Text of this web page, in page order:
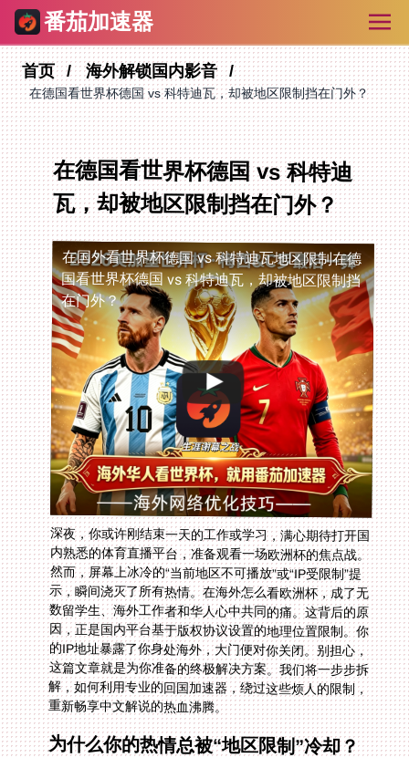
番茄加速器
首页 海外解锁国内影音
在德国看世界杯德国 vs 科特迪瓦，却被地区限制挡在门外？
在德国看世界杯德国 vs 科特迪
瓦，却被地区限制挡在门外？
在国外看世界杯德国 vs 科特迪瓦地区限制在德
国看世界杯德国 vs 科特迪瓦，却被地区限制挡
在门外？
深夜，你或许刚结束一天的工作或学习，满心期待打开国
内熟悉的体育直播平台，准备观看一场欧洲杯的焦点战。
然而，屏幕上冰冷的“当前地区不可播放”或“IP受限制”提
示，瞬间浇灭了所有热情。在海外怎么看欧洲杯，成了无
数留学生、海外工作者和华人心中共同的痛。这背后的原
因，正是国内平台基于版权协议设置的地理位置限制。你
的IP地址暴露了你身处海外，大门便对你关闭。别担心，
这篇文章就是为你准备的终极解决方案。我们将一步步拆
解，如何利用专业的回国加速器，绕过这些烦人的限制，
重新畅享中文解说的热血沸腾。
为什么你的热情总被“地区限制”冷却？